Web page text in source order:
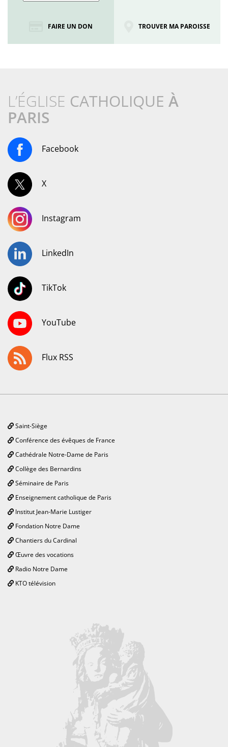
FAIRE UN DON TROUVER MA PAROISSE
L’ÉGLISE CATHOLIQUE À
PARIS
Facebook
X
Instagram
LinkedIn
TikTok
YouTube
Flux RSS
Saint-Siège
Conférence des évêques de France
Cathédrale Notre-Dame de Paris
Collège des Bernardins
Séminaire de Paris
Enseignement catholique de Paris
Institut Jean-Marie Lustiger
Fondation Notre Dame
Chantiers du Cardinal
Œuvre des vocations
Radio Notre Dame
KTO télévision